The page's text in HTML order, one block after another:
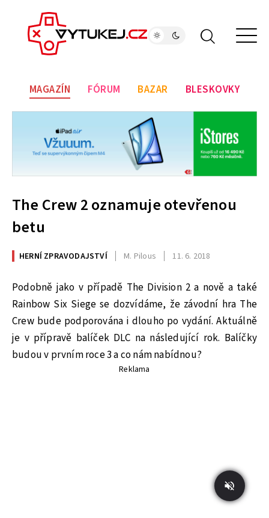
MAGAZÍN FÓRUM BAZAR BLESKOVKY
The Crew 2 oznamuje otevřenou
betu
HERNÍ ZPRAVODAJSTVÍ M. Pilous 11. 6. 2018
Podobně jako v případě The Division 2 a nově a také
Rainbow Six Siege se dozvídáme, že závodní hra The
Crew bude podporována i dlouho po vydání. Aktuálně
je v přípravě balíček DLC na následující rok. Balíčky
budou v prvním roce 3 a co nám nabídnou?
Reklama